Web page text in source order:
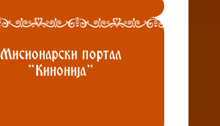
Мисионарски портал
"Кинонија"